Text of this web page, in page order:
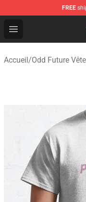
FREE
Open menu
Odd Future Store
Accueil/Odd Future